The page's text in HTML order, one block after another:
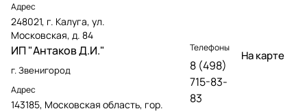
Адрес
248021, г. Калуга, ул.
Московская, д. 84
ИП "Антаков Д.И."
г. Звенигород
Адрес
143185, Московская область, гор.
Телефоны
8 (498)
715-83-
83
На карте